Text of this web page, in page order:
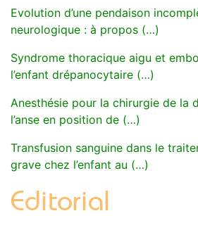
Evolution d’une pendaison
neurologique : à propos (…)
Syndrome thoracique aigu et
l’enfant drépanocytaire (…)
Anesthésie pour la chirurgie de la
l’anse en position de (…)
Transfusion sanguine dans le
grave chez l’enfant au (…)
Editorial